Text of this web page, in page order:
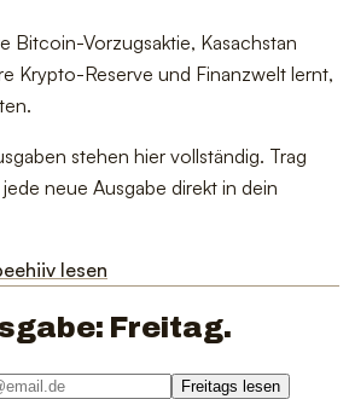
Bitcoin-Vorzugsaktie, Kasachstan
Krypto-Reserve und Finanzwelt lernt,
stehen hier vollständig. Trag
neue Ausgabe direkt in dein
lesen
Freitag.
Freitags lesen